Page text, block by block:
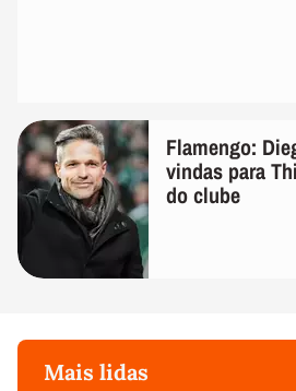
Flamengo:
vindas para
do clube
Mais lidas